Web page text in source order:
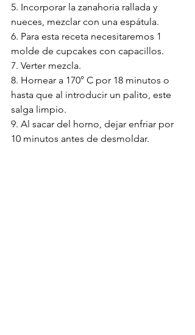
5. Incorporar la zanahoria rallada y
nueces, mezclar con una espátula.
6. Para esta receta necesitaremos 1
molde de cupcakes con capacillos.
7. Verter mezcla.
8. Hornear a 170° C por 18 minutos o
hasta que al introducir un palito, este
salga limpio.
9. Al sacar del horno, dejar enfriar por
10 minutos antes de desmoldar.